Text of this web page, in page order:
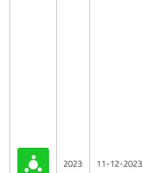
2023 11-12-2023